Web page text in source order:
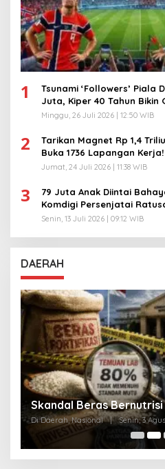
1
Tsunami ‘Followers’ Piala
Juta, Kiper 40 Tahun Bikin
Minggu, 26 Juli 2026 | 12:50 WIB
2
Tarikan Magnet Rp 1,4
Buka 1736 Lapangan Kerja!
Jumat, 24 Juli 2026 | 11:38 WIB
3
79 Juta Anak Diintai
Komdigi Persenjatai
Senin, 13 Juli 2026 | 09:12 WIB
DAERAH
Skandal Beras
Di Daerah, Nasional | Senin, 3